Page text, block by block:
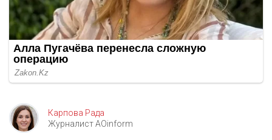
Карпова Рада
Журналист AOinform